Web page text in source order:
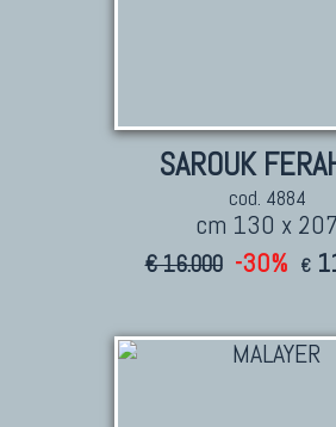
SAROUK
cod. 4884
cm 130 x
€ 16.000 -30% €